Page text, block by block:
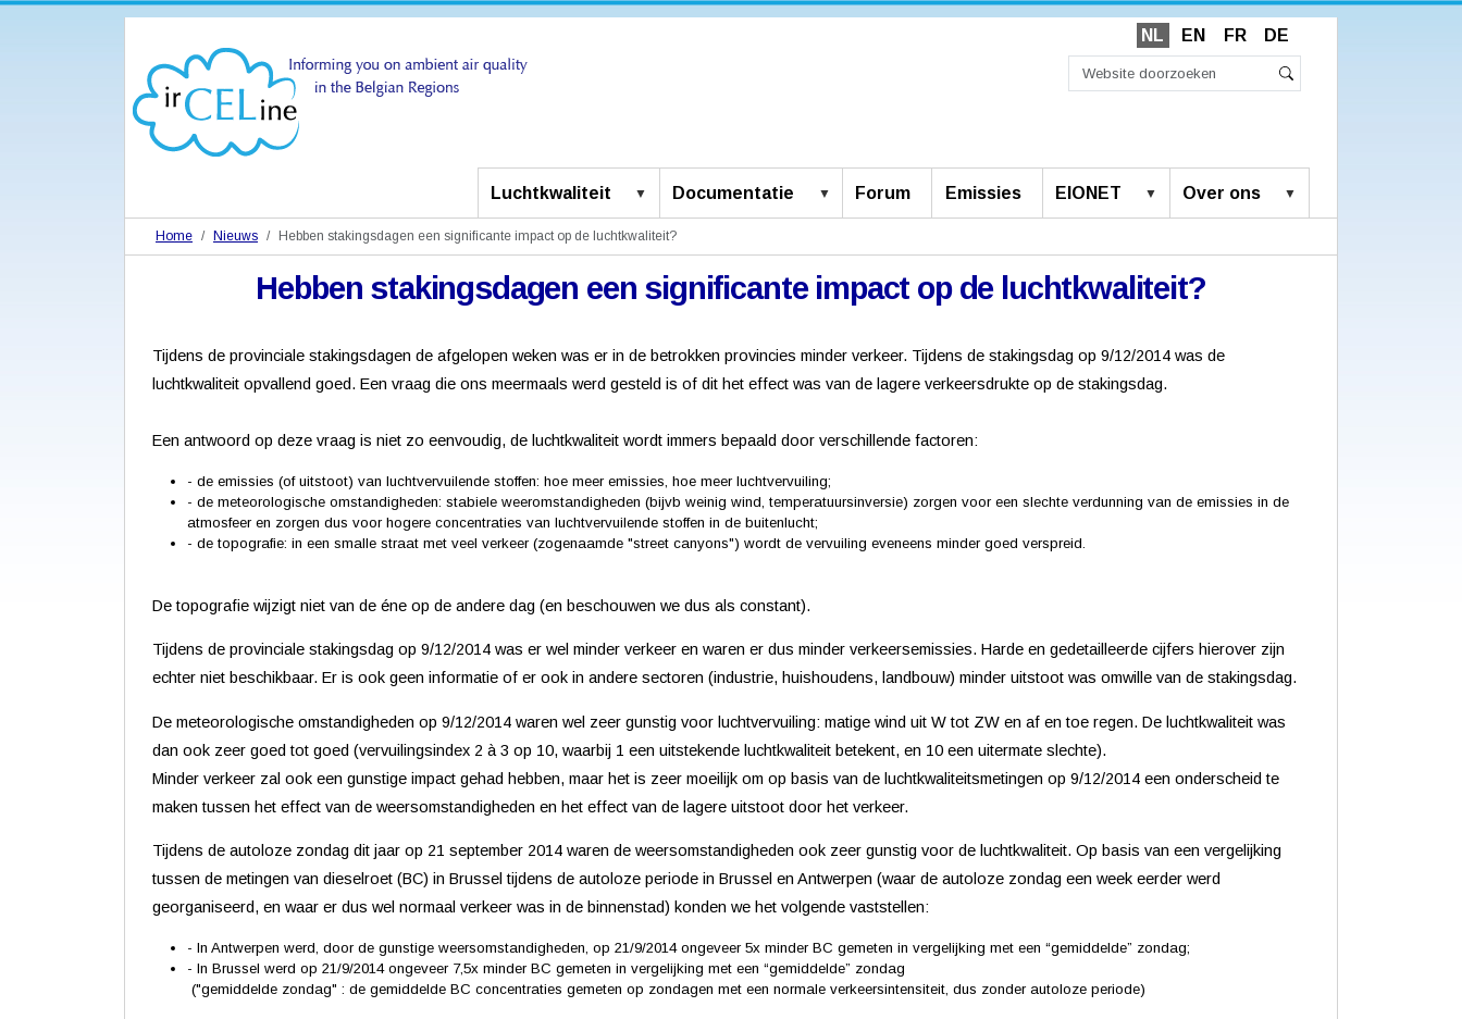
NL EN FR DE
Luchtkwaliteit Documentatie Forum Emissies EIONET Over ons
Home Nieuws Hebben stakingsdagen een significante impact op de luchtkwaliteit?
Hebben stakingsdagen een significante impact op de luchtkwaliteit?
Tijdens de provinciale stakingsdagen de afgelopen weken was er in de betrokken provincies minder verkeer. Tijdens de stakingsdag op 9/12/2014 was de
luchtkwaliteit opvallend goed. Een vraag die ons meermaals werd gesteld is of dit het effect was van de lagere verkeersdrukte op de stakingsdag.
Een antwoord op deze vraag is niet zo eenvoudig, de luchtkwaliteit wordt immers bepaald door verschillende factoren:
- de emissies (of uitstoot) van luchtvervuilende stoffen: hoe meer emissies, hoe meer luchtvervuiling;
- de meteorologische omstandigheden: stabiele weeromstandigheden (bijvb weinig wind, temperatuursinversie) zorgen voor een slechte verdunning van de emissies in de
atmosfeer en zorgen dus voor hogere concentraties van luchtvervuilende stoffen in de buitenlucht;
- de topografie: in een smalle straat met veel verkeer (zogenaamde "street canyons") wordt de vervuiling eveneens minder goed verspreid.
De topografie wijzigt niet van de éne op de andere dag (en beschouwen we dus als constant).
Tijdens de provinciale stakingsdag op 9/12/2014 was er wel minder verkeer en waren er dus minder verkeersemissies. Harde en gedetailleerde cijfers hierover zijn
echter niet beschikbaar. Er is ook geen informatie of er ook in andere sectoren (industrie, huishoudens, landbouw) minder uitstoot was omwille van de stakingsdag.
De meteorologische omstandigheden op 9/12/2014 waren wel zeer gunstig voor luchtvervuiling: matige wind uit W tot ZW en af en toe regen. De luchtkwaliteit was
dan ook zeer goed tot goed (vervuilingsindex 2 à 3 op 10, waarbij 1 een uitstekende luchtkwaliteit betekent, en 10 een uitermate slechte).
Minder verkeer zal ook een gunstige impact gehad hebben, maar het is zeer moeilijk om op basis van de luchtkwaliteitsmetingen op 9/12/2014 een onderscheid te
maken tussen het effect van de weersomstandigheden en het effect van de lagere uitstoot door het verkeer.
Tijdens de autoloze zondag dit jaar op 21 september 2014 waren de weersomstandigheden ook zeer gunstig voor de luchtkwaliteit. Op basis van een vergelijking
tussen de metingen van dieselroet (BC) in Brussel tijdens de autoloze periode in Brussel en Antwerpen (waar de autoloze zondag een week eerder werd
georganiseerd, en waar er dus wel normaal verkeer was in de binnenstad) konden we het volgende vaststellen:
- In Antwerpen werd, door de gunstige weersomstandigheden, op 21/9/2014 ongeveer 5x minder BC gemeten in vergelijking met een “gemiddelde” zondag;
- In Brussel werd op 21/9/2014 ongeveer 7,5x minder BC gemeten in vergelijking met een “gemiddelde” zondag
("gemiddelde zondag" : de gemiddelde BC concentraties gemeten op zondagen met een normale verkeersintensiteit, dus zonder autoloze periode)